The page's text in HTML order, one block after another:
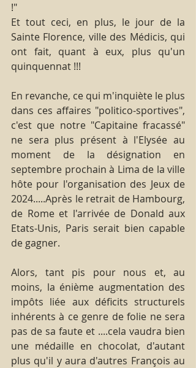
!"
Et tout ceci, en plus, le jour de la
Sainte Florence, ville des Médicis, qui
ont fait, quant à eux, plus qu'un
quinquennat !!!
En revanche, ce qui m'inquiète le plus
dans ces affaires "politico-sportives",
c'est que notre "Capitaine fracassé"
ne sera plus présent à l'Elysée au
moment de la désignation en
septembre prochain à Lima de la ville
hôte pour l'organisation des Jeux de
2024.....Après le retrait de Hambourg,
de Rome et l'arrivée de Donald aux
Etats-Unis, Paris serait bien capable
de gagner.
Alors, tant pis pour nous et, au
moins, la énième augmentation des
impôts liée aux déficits structurels
inhérents à ce genre de folie ne sera
pas de sa faute et ....cela vaudra bien
une médaille en chocolat, d'autant
plus qu'il y aura d'autres François au